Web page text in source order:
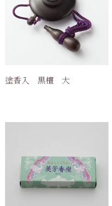
塗香入 黒檀 大